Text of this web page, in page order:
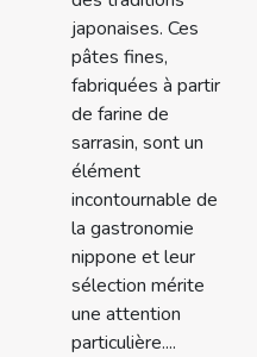
japonaises. Ces
pâtes fines,
fabriquées à partir
de farine de
sarrasin, sont un
élément
incontournable de
la gastronomie
nippone et leur
sélection mérite
une attention
particulière....